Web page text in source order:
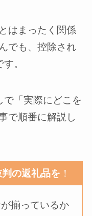
はまったく関係
でも、控除され
。
で「実際にどこを
で順番に解説し
の返礼品を ！
揃っているか